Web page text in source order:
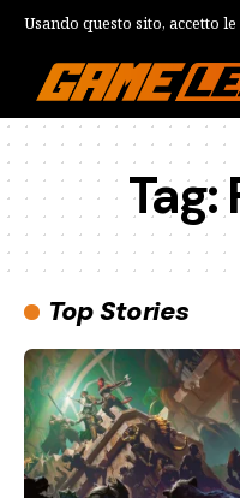
Usando questo sito, accetto
Tag:
Top Stories